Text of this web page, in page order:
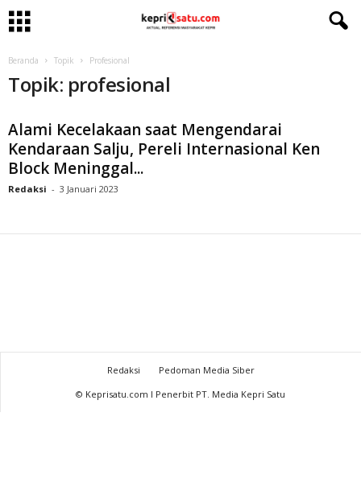
Beranda Topik Profesional
Topik: profesional
Alami Kecelakaan saat Mengendarai
Kendaraan Salju, Pereli Internasional Ken
Block Meninggal...
Redaksi - 3 Januari 2023
Redaksi
Pedoman Media Siber
© Keprisatu.com I Penerbit PT. Media Kepri Satu